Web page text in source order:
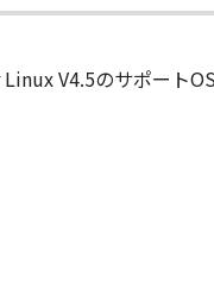
V4.5のサポート